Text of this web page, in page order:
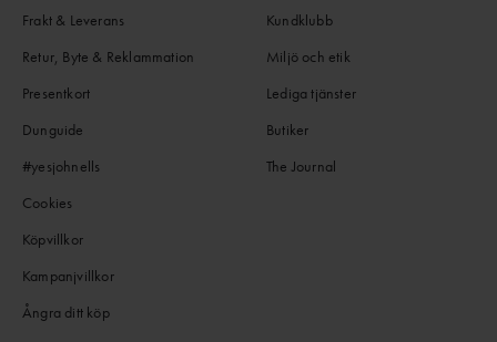
Frakt & Leverans
Retur, Byte & Reklammation
Presentkort
Dunguide
#yesjohnells
Cookies
Köpvillkor
Kampanjvillkor
Ångra ditt köp
Kundklubb
Miljö och etik
Lediga tjänster
Butiker
The Journal